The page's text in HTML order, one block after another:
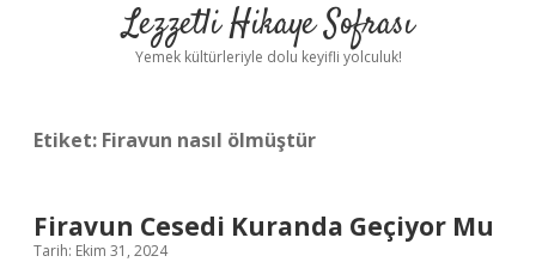
Yasal Uyarı
Lezzetli Hikaye Sofrası
Yemek kültürleriyle dolu keyifli yolculuk!
Etiket: Firavun nasıl ölmüştür
Firavun Cesedi Kuranda Geçiyor Mu
Tarih: Ekim 31, 2024